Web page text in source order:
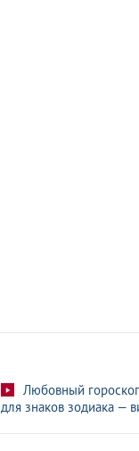
Любовный
для знаков зодиака —